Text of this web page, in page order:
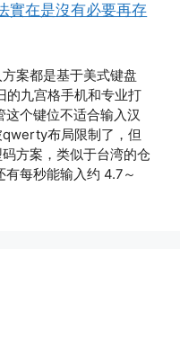
實在是沒有必要再存
案都是基于美式键盘
九宫格手机和专业打
个键位不适合输入汉
布局限制了，但
方案，类似于台湾的仓
每秒能输入约 4.7～